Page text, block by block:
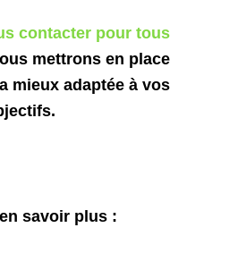
contacter pour tous
mettrons en place
mieux adaptée à vos
savoir plus :